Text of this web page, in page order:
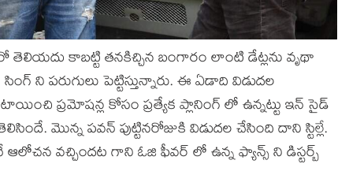
కాబట్టి తనకిచ్చిన బంగారం లాంటి డేట్లను వృథా
ని పరుగులు పెట్టిస్తున్నారు. ఈ ఏడాది విడుదల
ప్రమోషన్ల కోసం ప్రత్యేక ప్లానింగ్ లో ఉన్నట్టు ఇన్ సైడ్
మొన్న పవన్ పుట్టినరోజుకి విడుదల చేసింది దాని స్టిల్లే.
వచ్చిందట గాని ఓజి ఫీవర్ లో ఉన్న ఫ్యాన్స్ ని డిస్టర్బ్